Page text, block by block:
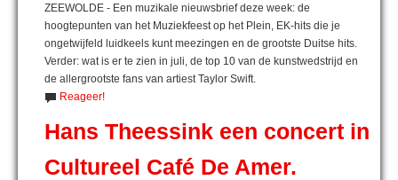
ZEEWOLDE - Een muzikale nieuwsbrief deze week: de
hoogtepunten van het Muziekfeest op het Plein, EK-hits die je
ongetwijfeld luidkeels kunt meezingen en de grootste Duitse hits.
Verder: wat is er te zien in juli, de top 10 van de kunstwedstrijd en
de allergrootste fans van artiest Taylor Swift.
Reageer!
Hans Theessink een concert in
Cultureel Café De Amer.